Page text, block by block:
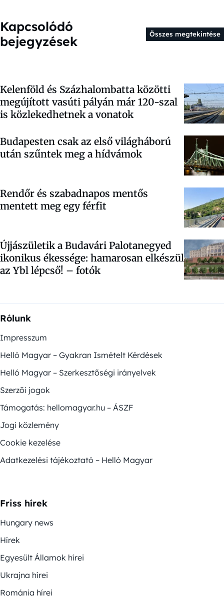
Kapcsolódó
bejegyzések
Összes megtekintése
Kelenföld és Százhalombatta közötti
megújított vasúti pályán már 120-szal
is közlekedhetnek a vonatok
Budapesten csak az első világháború
után szűntek meg a hídvámok
Rendőr és szabadnapos mentős
mentett meg egy férfit
Újjászületik a Budavári Palotanegyed
ikonikus ékessége: hamarosan elkészül
az Ybl lépcső! – fotók
Rólunk
Impresszum
Helló Magyar – Gyakran Ismételt Kérdések
Helló Magyar – Szerkesztőségi irányelvek
Szerzői jogok
Támogatás: hellomagyar.hu – ÁSZF
Jogi közlemény
Cookie kezelése
Adatkezelési tájékoztató – Helló Magyar
Friss hírek
Hungary news
Hírek
Egyesült Államok hírei
Ukrajna hírei
Románia hírei